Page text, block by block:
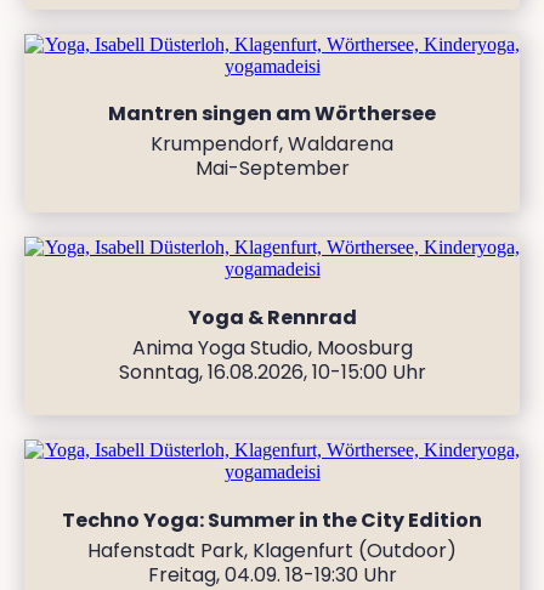
Mantren singen am Wörthersee
Krumpendorf, Waldarena
Mai-September
Yoga & Rennrad
Anima Yoga Studio, Moosburg
Sonntag, 16.08.2026, 10-15:00 Uhr
Techno Yoga: Summer in the City Edition
Hafenstadt Park, Klagenfurt (Outdoor)
Freitag, 04.09. 18-19:30 Uhr